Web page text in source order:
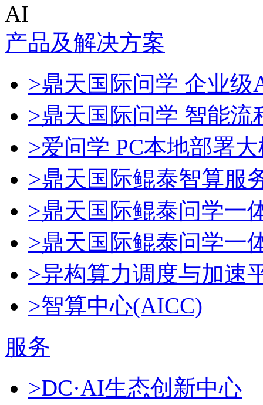
AI
产品及解决方案
>鼎天国际问学 企业级
>鼎天国际问学 智能流
>爱问学 PC本地部署
>鼎天国际鲲泰智算服
>鼎天国际鲲泰问学一
>鼎天国际鲲泰问学一
>异构算力调度与加速
>智算中心(AICC)
服务
>DC·AI生态创新中心